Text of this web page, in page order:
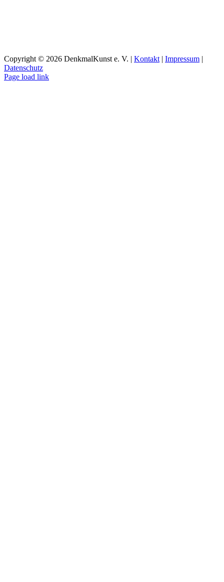
Copyright © 2026 DenkmalKunst e. V. | Kontakt | Impressum |
Datenschutz
Facebook
Instagram
YouTube
Page load link